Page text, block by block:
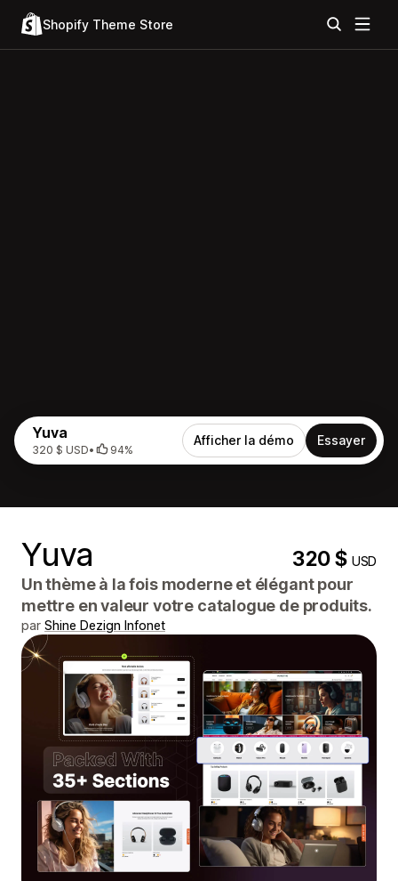
Shopify Theme Store
Yuva
320 $ USD• 94%
Afficher la démo Essayer
Yuva 320 $USD
Un thème à la fois moderne et élégant pour
mettre en valeur votre catalogue de produits.
par Shine Dezign Infonet